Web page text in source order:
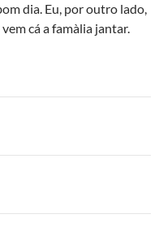
dia. Eu, por outro lado,
cá a famà­lia jantar.